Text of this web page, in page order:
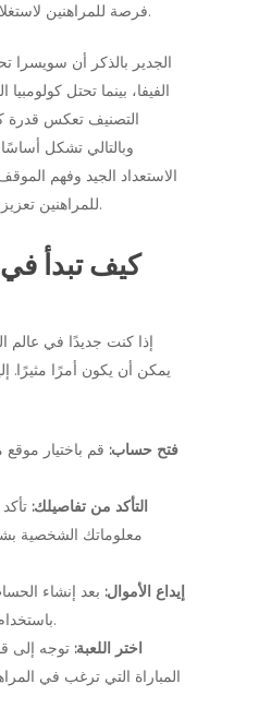
فرصة للمراهنين لاستغلال الاحتمالات وتوقع النتائج.
التصنيف تعكس قدرة
وبالتالي تشكل
الاستعداد الجيد وفهم
للمراهنين تعزيز فرصهم في تحقيق النجاح.
كيف تبدأ
إذا كنت جديدًا في عالم
يمكن أن يكون أمرًا
فتح حساب: قم باختيار
التأكد من تفاصيلك:
معلوماتك الشخصية
إيداع الأموال: بعد إنشاء
باستخدام طرق الدفع المتاحة.
اختر اللعبة: توجه إلى
المباراة التي ترغب في